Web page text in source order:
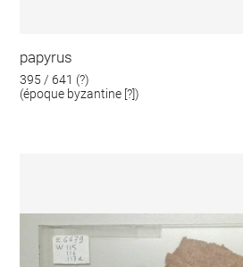
papyrus
395 / 641 (?)
(époque byzantine [?])